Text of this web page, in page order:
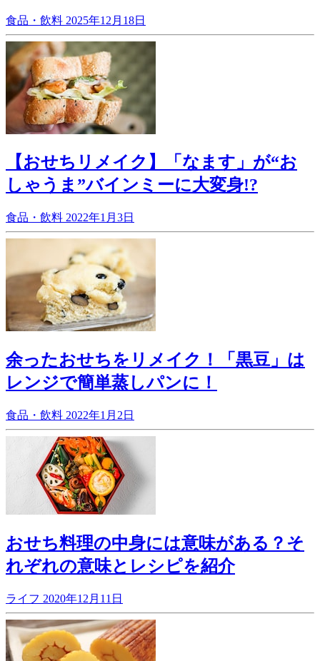
食品・飲料 2025年12月18日
【おせちリメイク】「なます」が“お
しゃうま”バインミーに大変身!?
食品・飲料 2022年1月3日
余ったおせちをリメイク！「黒豆」は
レンジで簡単蒸しパンに！
食品・飲料 2022年1月2日
おせち料理の中身には意味がある？そ
れぞれの意味とレシピを紹介
ライフ 2020年12月11日